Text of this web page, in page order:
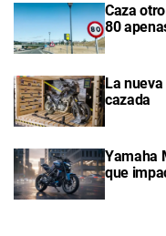
Caza
80
La
cazada
Yamaha
que